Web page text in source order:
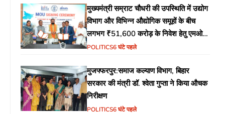
मुख्यमंत्री सम्राट चौधरी की उपस्थिति में उद्योग
विभाग और विभिन्न औद्योगिक समूहों के बीच
लगभग ₹51,600 करोड़ के निवेश हेतु एमओयू
(MoU) पर हस्ताक्षर
POLITICS6 घंटे पहले
मुजफ्फरपुर:समाज कल्याण विभाग, बिहार
सरकार की मंत्री डॉ. श्वेता गुप्ता ने किया औचक
निरीक्षण
POLITICS6 घंटे पहले